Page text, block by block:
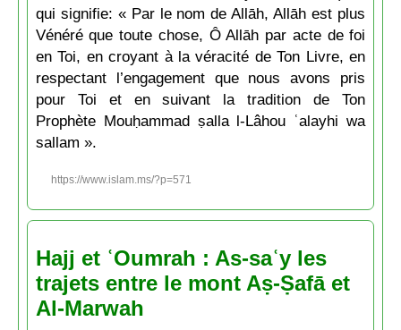
qui signifie: « Par le nom de Allāh, Allāh est plus
Vénéré que toute chose, Ô Allāh par acte de foi
en Toi, en croyant à la véracité de Ton Livre, en
respectant l’engagement que nous avons pris
pour Toi et en suivant la tradition de Ton
Prophète Mouḥammad ṣalla l-Lâhou ʿalayhi wa
sallam ».
https://www.islam.ms/?p=571
Hajj et ʿOumrah : As-saʿy les
trajets entre le mont Aṣ-Ṣafā et
Al-Marwah